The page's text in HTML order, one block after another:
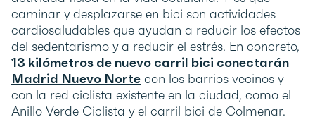
caminar y desplazarse en bici son actividades
cardiosaludables que ayudan a reducir los efectos
del sedentarismo y a reducir el estrés. En concreto,
13 kilómetros de nuevo carril bici conectarán
Madrid Nuevo Norte con los barrios vecinos y
con la red ciclista existente en la ciudad, como el
Anillo Verde Ciclista y el carril bici de Colmenar.